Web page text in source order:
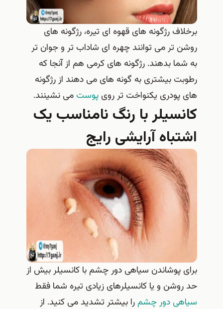
برخلاف رژگونه های قهوه ای تیره، رژگونه های
روشن تر می توانند چهره ای شاداب تر و جوان تر
به شما بدهند. رژگونه های کرمی هم از آنجا که
رطوبت بیشتری به گونه های می دهند از رژگونه
های پودری یکنواخت تر رویپوست می نشینند.
کانسیلر با رنگ نامناسب یک
اشتباه آرایشی رایج
برای پوشاندن سیاهی دور چشم با کانسیلر بیش از
حد روشن و یا کانسیلرهای زیادی تیره شما فقط
سیاهی دور چشم را بیشتر تشدید می کنید. از